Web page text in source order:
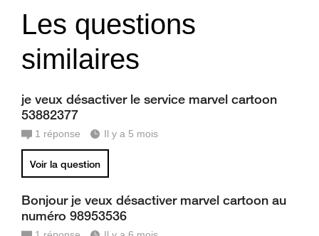
Les questions
similaires
je veux désactiver le service marvel cartoon
53882377
1 réponse Il y a 5 mois
Voir la question
Bonjour je veux désactiver marvel cartoon au
numéro 98953536